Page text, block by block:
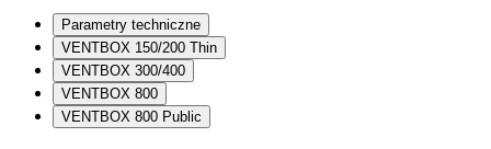
Parametry techniczne
VENTBOX 150/200 Thin
VENTBOX 300/400
VENTBOX 800
VENTBOX 800 Public